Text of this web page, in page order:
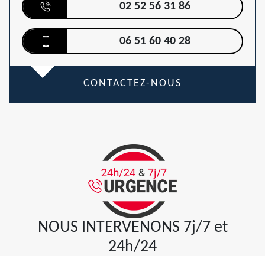
02 52 56 31 86
06 51 60 40 28
CONTACTEZ-NOUS
NOUS INTERVENONS 7j/7 et
24h/24